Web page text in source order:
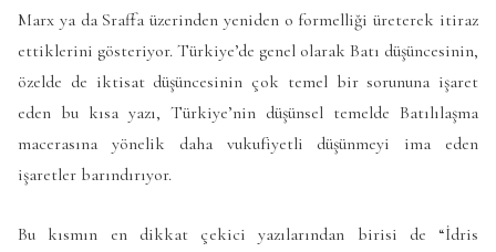
Marx ya da Sraffa üzerinden yeniden o formelliği üreterek itiraz
ettiklerini gösteriyor. Türkiye’de genel olarak Batı düşüncesinin,
özelde de iktisat düşüncesinin çok temel bir sorununa işaret
eden bu kısa yazı, Türkiye’nin düşünsel temelde Batılılaşma
macerasına yönelik daha vukufiyetli düşünmeyi ima eden
işaretler barındırıyor.
Bu kısmın en dikkat çekici yazılarından birisi de “İdris